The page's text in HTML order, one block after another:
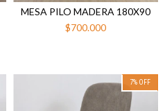
MESA PILO MADERA 180X90
$700.000
7% OFF